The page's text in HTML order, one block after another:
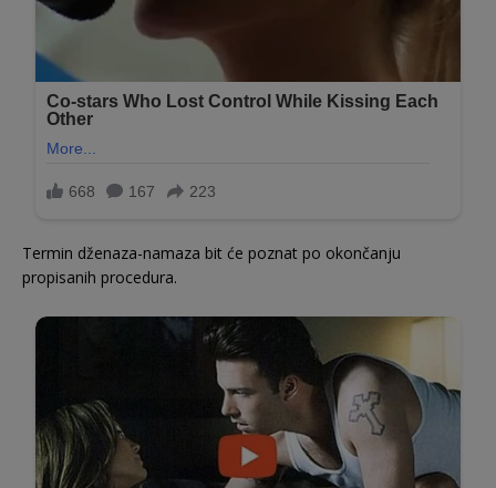
Termin dženaza-namaza bit će poznat po okončanju
propisanih procedura.